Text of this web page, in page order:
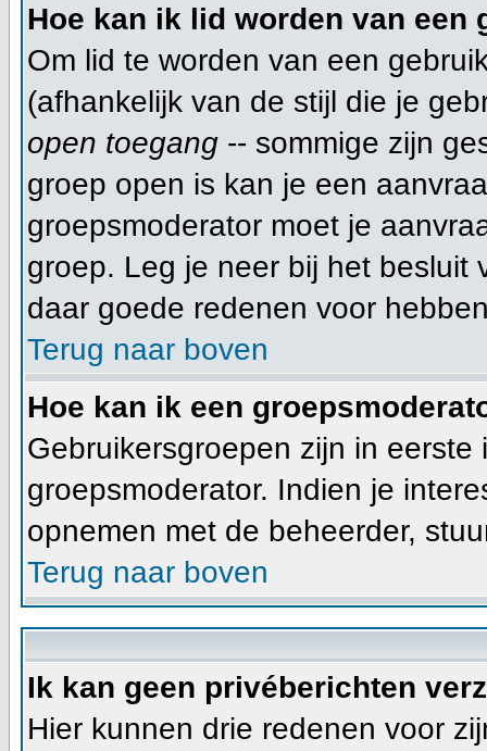
Hoe kan ik lid worden van een
Om lid te worden van een
(afhankelijk van de stijl die je
open toegang -- sommige zijn
groep open is kan je een
groepsmoderator moet je
groep. Leg je neer bij het besluit
daar goede redenen voor
Terug naar boven
Hoe kan ik een
Gebruikersgroepen zijn in
groepsmoderator. Indien je
opnemen met de beheerder,
Terug naar boven
Ik kan geen privéberichten
Hier kunnen drie redenen voor